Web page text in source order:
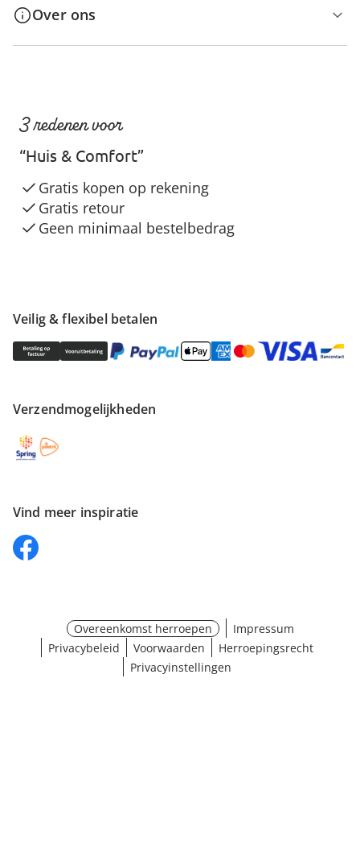
Over ons
Veilig & flexibel betalen
Verzendmogelijkheden
Vind meer inspiratie
3 redenen voor
“Huis & Comfort”
Gratis kopen op rekening
Gratis retour
Geen minimaal bestelbedrag
Overeenkomst herroepen
Impressum
Privacybeleid
Voorwaarden
Herroepingsrecht
Privacyinstellingen